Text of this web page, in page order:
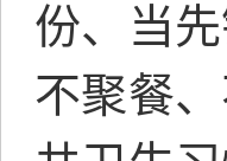
份、当
不聚餐